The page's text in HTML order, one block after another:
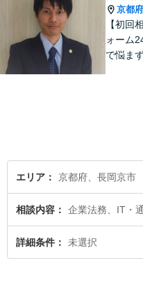
京都府
【初回
ォーム
で悩ま
エリア 京都府、長岡京市
相談内容 企業法務、IT・
詳細条件 未選択